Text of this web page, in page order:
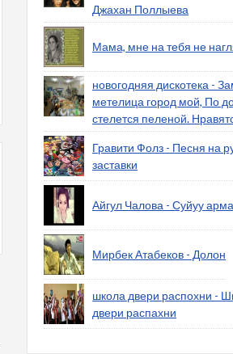
Джахан Поллыева
Мама, мне на тебя не
новогодняя дискотека -
метелица город мой, По
стелется пеленой.
Гравити Фолз - Песня на
заставки
Айгул Чалова - Суйуу
Мирбек Атабеков - Долон
школа двери распохни -
двери распахни